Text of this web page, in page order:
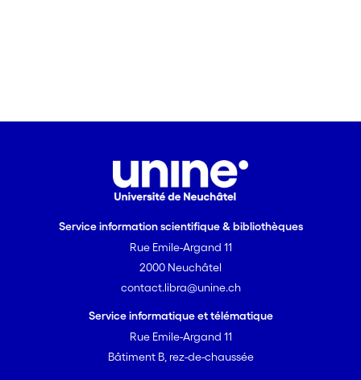
Service information scientifique & bibliothèques
Rue Emile-Argand 11
2000 Neuchâtel
contact.libra@unine.ch
Service informatique et télématique
Rue Emile-Argand 11
Bâtiment B, rez-de-chaussée